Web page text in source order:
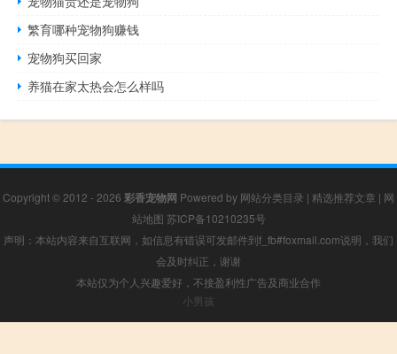
繁育哪种宠物狗赚钱
宠物狗买回家
养猫在家太热会怎么样吗
Copyright © 2012 - 2026 彩香宠物网 Powered by 网站分类目录 | 精选推荐文章 | 网
站地图 苏ICP备10210235号
声明：本站内容来自互联网，如信息有错误可发邮件到f_fb#foxmail.com说明，我们
会及时纠正，谢谢
本站仅为个人兴趣爱好，不接盈利性广告及商业合作
小男孩